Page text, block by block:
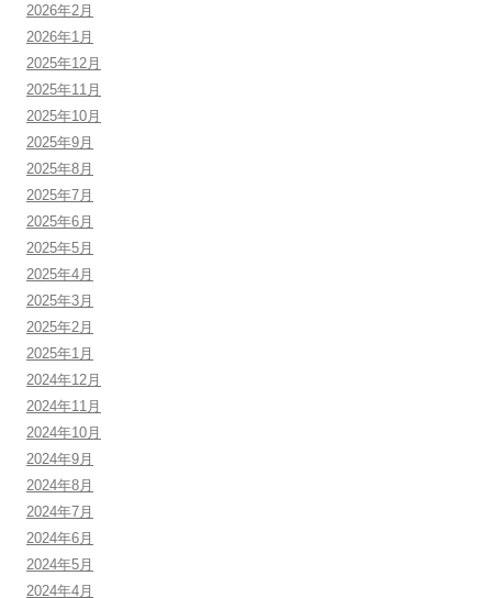
2026年2月
2026年1月
2025年12月
2025年11月
2025年10月
2025年9月
2025年8月
2025年7月
2025年6月
2025年5月
2025年4月
2025年3月
2025年2月
2025年1月
2024年12月
2024年11月
2024年10月
2024年9月
2024年8月
2024年7月
2024年6月
2024年5月
2024年4月